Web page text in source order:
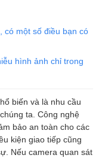
có một số điều bạn có
hình ảnh chỉ trong
biến và là nhu cầu
ta. Công nghệ
bảo an toàn cho các
kiện giao tiếp cũng
Nếu camera quan sát